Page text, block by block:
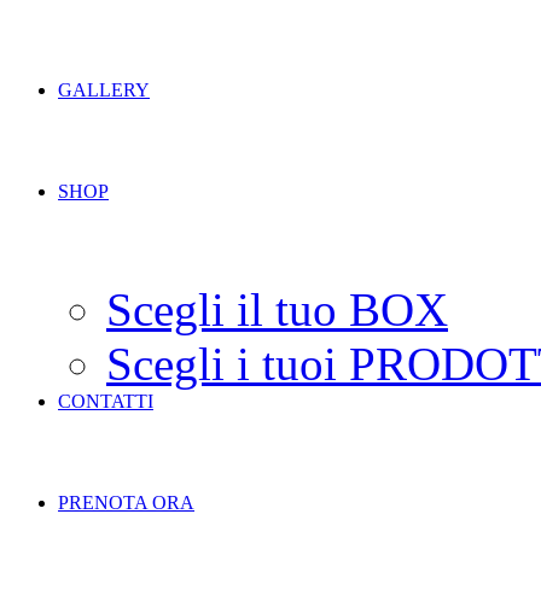
GALLERY
SHOP
Scegli il tuo BOX
Scegli i tuoi
CONTATTI
PRENOTA ORA